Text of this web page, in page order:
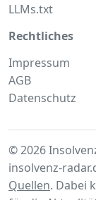
LLMs.txt
Rechtliches
Impressum
AGB
Datenschutz
© 2026
insolvenz-
Quellen. Dabei